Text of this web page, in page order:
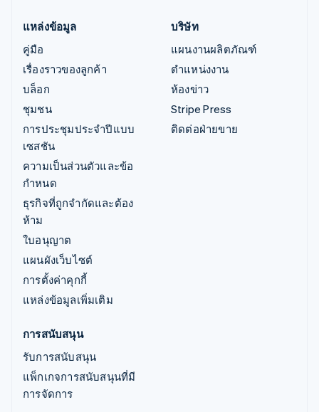
แหล่งข้อมูล
คู่มือ
เรื่องราวของลูกค้า
บล็อก
ชุมชน
การประชุมประจำปีแบบ
เซสชัน
ความเป็นส่วนตัวและข้อ
กำหนด
ธุรกิจที่ถูกจำกัดและต้อง
ห้าม
ใบอนุญาต
แผนผังเว็บไซต์
การตั้งค่าคุกกี้
แหล่งข้อมูลเพิ่มเติม
บริษัท
แผนงานผลิตภัณฑ์
ตำแหน่งงาน
ห้องข่าว
Stripe Press
ติดต่อฝ่ายขาย
การสนับสนุน
รับการสนับสนุน
แพ็กเกจการสนับสนุนที่มี
การจัดการ